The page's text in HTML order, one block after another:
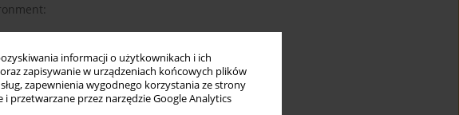
informacji o użytkownikach i ich
zapisywanie w urządzeniach końcowych plików
zapewnienia wygodnego korzystania ze strony
i przetwarzane przez narzędzie Google Analytics